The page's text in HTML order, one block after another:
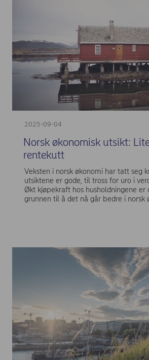
2025-09-04
Norsk økonomisk utsikt:
rentekutt
Veksten i norsk økonomi har tatt seg
utsiktene er gode, til tross for uro i
Økt kjøpekraft hos husholdningene er
grunnen til å det nå går bedre i norsk